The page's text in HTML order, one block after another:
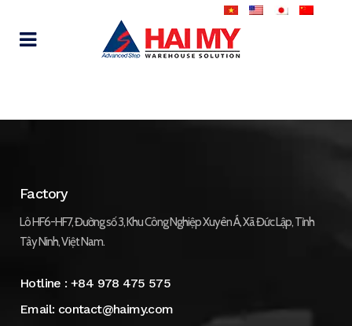
Factory
Lô HF6-HF7, Đường số 3, Khu Công Nghiệp Xuyên Á, Xã Đức Lập, Tỉnh
Tây Ninh, Việt Nam.
Hotline :+84 978 475 575
Email: contact@haimy.com